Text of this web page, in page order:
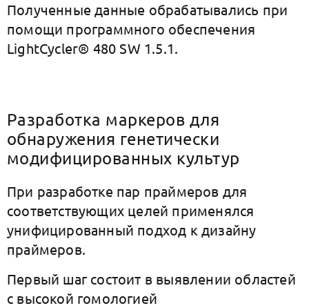
Полученные данные обрабатывались при
помощи программного обеспечения
LightCycler® 480 SW 1.5.1.
Разработка маркеров для
обнаружения генетически
модифицированных культур
При разработке пар праймеров для
соответствующих целей применялся
унифицированный подход к дизайну
праймеров.
Первый шаг состоит в выявлении областей
с высокой гомологией